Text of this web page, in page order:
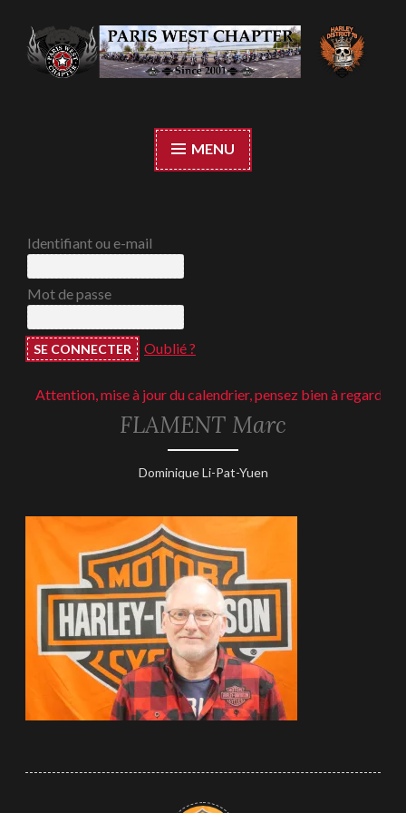
Accéder
au
contenu
MENU
Identifiant ou e-mail
Mot de passe
Oublié ?
Attention, mise à jour du calendrier, pensez bien à regarder ;-)
FLAMENT Marc
21
Dominique Li-Pat-Yuen